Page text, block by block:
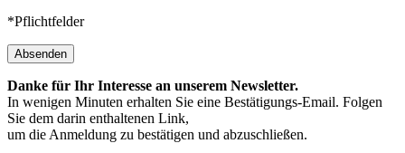
*Pflichtfelder
Absenden
Danke für Ihr Interesse an unserem Newsletter.
In wenigen Minuten erhalten Sie eine Bestätigungs-Email. Folgen
Sie dem darin enthaltenen Link,
um die Anmeldung zu bestätigen und abzuschließen.